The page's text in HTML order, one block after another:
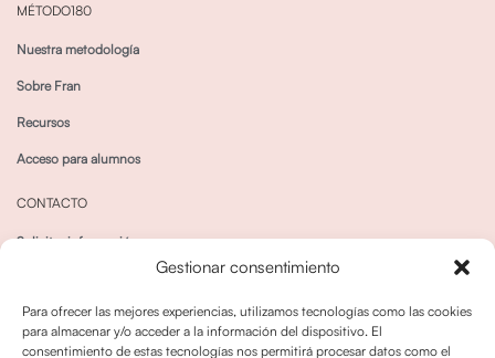
Gestionar consentimiento
Para ofrecer las mejores experiencias, utilizamos tecnologías como las cookies
para almacenar y/o acceder a la información del dispositivo. El
consentimiento de estas tecnologías nos permitirá procesar datos como el
MÉTODO180
Nuestra metodología
Sobre Fran
Recursos
Acceso para alumnos
CONTACTO
Solicitar información